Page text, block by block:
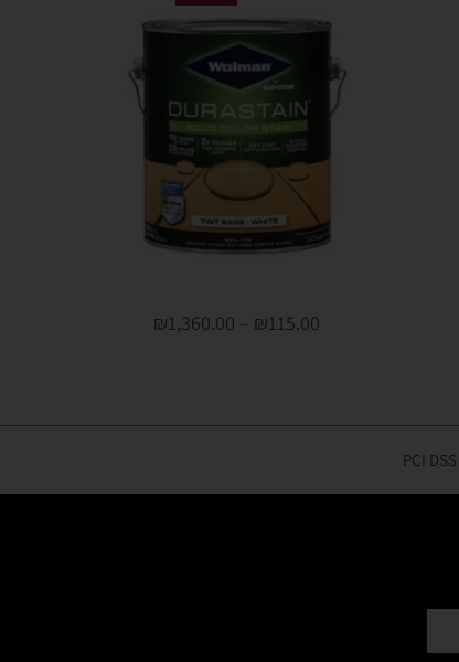
₪115.00
–
₪1,360.00